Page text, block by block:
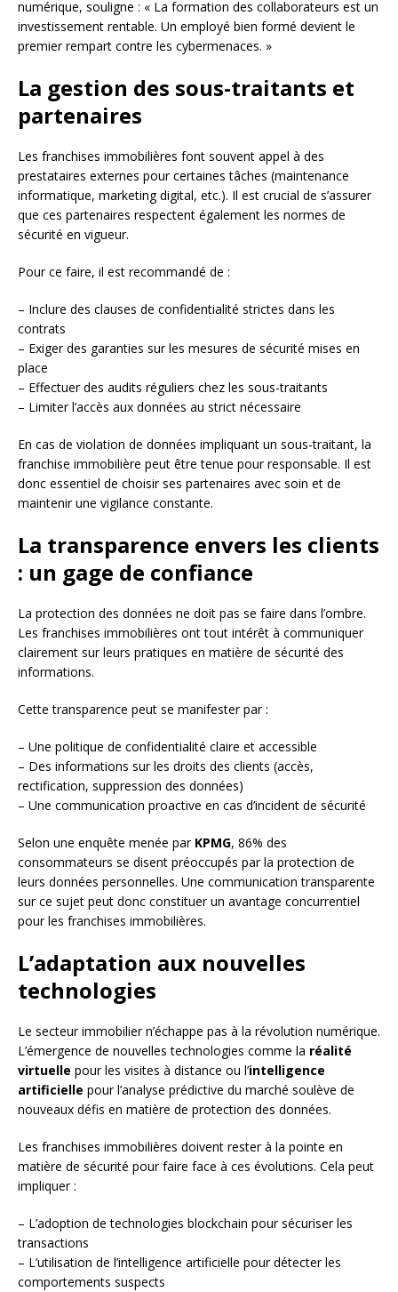
numérique, souligne : « La formation des collaborateurs est un
investissement rentable. Un employé bien formé devient le
premier rempart contre les cybermenaces. »
La gestion des sous-traitants et
partenaires
Les franchises immobilières font souvent appel à des
prestataires externes pour certaines tâches (maintenance
informatique, marketing digital, etc.). Il est crucial de s’assurer
que ces partenaires respectent également les normes de
sécurité en vigueur.
Pour ce faire, il est recommandé de :
– Inclure des clauses de confidentialité strictes dans les
contrats
– Exiger des garanties sur les mesures de sécurité mises en
place
– Effectuer des audits réguliers chez les sous-traitants
– Limiter l’accès aux données au strict nécessaire
En cas de violation de données impliquant un sous-traitant, la
franchise immobilière peut être tenue pour responsable. Il est
donc essentiel de choisir ses partenaires avec soin et de
maintenir une vigilance constante.
La transparence envers les clients
: un gage de confiance
La protection des données ne doit pas se faire dans l’ombre.
Les franchises immobilières ont tout intérêt à communiquer
clairement sur leurs pratiques en matière de sécurité des
informations.
Cette transparence peut se manifester par :
– Une politique de confidentialité claire et accessible
– Des informations sur les droits des clients (accès,
rectification, suppression des données)
– Une communication proactive en cas d’incident de sécurité
Selon une enquête menée par KPMG, 86% des
consommateurs se disent préoccupés par la protection de
leurs données personnelles. Une communication transparente
sur ce sujet peut donc constituer un avantage concurrentiel
pour les franchises immobilières.
L’adaptation aux nouvelles
technologies
Le secteur immobilier n’échappe pas à la révolution numérique.
L’émergence de nouvelles technologies comme la réalité
virtuelle pour les visites à distance ou l’intelligence
artificielle pour l’analyse prédictive du marché soulève de
nouveaux défis en matière de protection des données.
Les franchises immobilières doivent rester à la pointe en
matière de sécurité pour faire face à ces évolutions. Cela peut
impliquer :
– L’adoption de technologies blockchain pour sécuriser les
transactions
– L’utilisation de l’intelligence artificielle pour détecter les
comportements suspects